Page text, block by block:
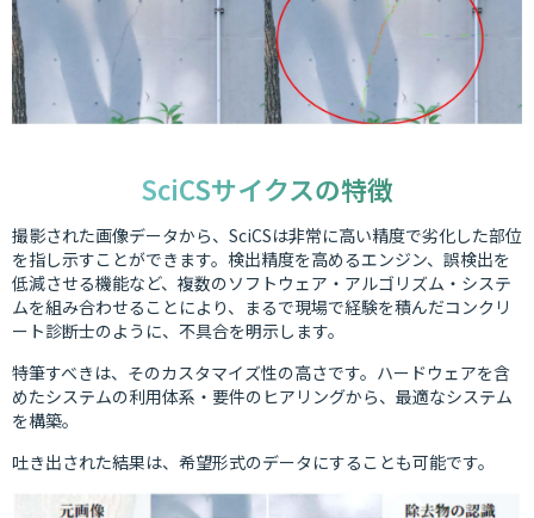
SciCSサイクスの特徴
撮影された画像データから、SciCSは非常に高い精度で劣化した部位
を指し示すことができます。検出精度を高めるエンジン、誤検出を
低減させる機能など、複数のソフトウェア・アルゴリズム・システ
ムを組み合わせることにより、まるで現場で経験を積んだコンクリ
ート診断士のように、不具合を明示します。
特筆すべきは、そのカスタマイズ性の高さです。ハードウェアを含
めたシステムの利用体系・要件のヒアリングから、最適なシステム
を構築。
吐き出された結果は、希望形式のデータにすることも可能です。